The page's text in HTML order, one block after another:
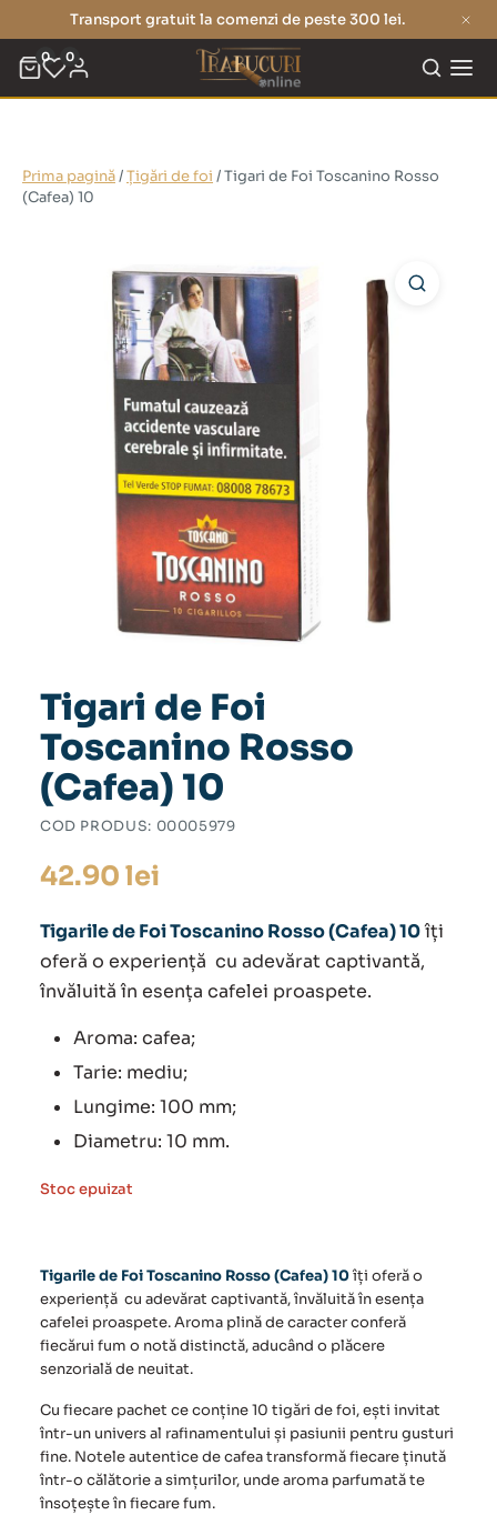
Transport gratuit la comenzi de peste 300 lei.
0 0
Prima pagină/Țigări de foi / Tigari de Foi Toscanino Rosso
(Cafea) 10
Tigari de Foi
Toscanino Rosso
(Cafea) 10
COD PRODUS: 00005979
42.90 lei
Tigarile de Foi Toscanino Rosso (Cafea) 10îți
oferă o experiență cu adevărat captivantă,
învăluită în esența cafelei proaspete.
Aroma: cafea;
Tarie: mediu;
Lungime: 100 mm;
Diametru: 10 mm.
Stoc epuizat
Tigarile de Foi Toscanino Rosso (Cafea) 10îți oferă o
experiență cu adevărat captivantă, învăluită în esența
cafelei proaspete. Aroma plină de caracter conferă
fiecărui fum o notă distinctă, aducând o plăcere
senzorială de neuitat.
Cu fiecare pachet ce conține 10 tigări de foi, ești invitat
într-un univers al rafinamentului și pasiunii pentru gusturi
fine. Notele autentice de cafea transformă fiecare ținută
într-o călătorie a simțurilor, unde aroma parfumată te
însoțește în fiecare fum.